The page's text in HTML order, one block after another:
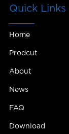
Quick Links
Home
Prodcut
About
News
FAQ
Download